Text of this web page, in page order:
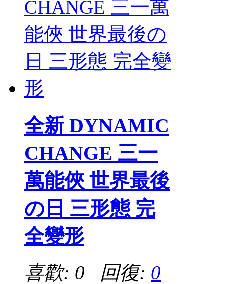
全新 DYNAMIC
CHANGE 三一
萬能俠 世界最後
の日 三形態 完
全變形
喜歡: 0 回復: 0